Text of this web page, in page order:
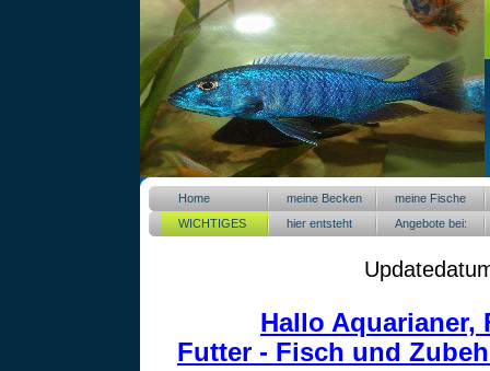
Home meine Becken
meine Fische
WICHTIGES
hier entsteht
Angebote bei:
Hallo Aquarianer,
Futter - Fisch und